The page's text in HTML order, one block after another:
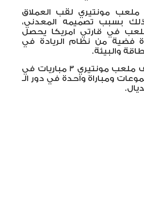
مونتيري لقب العملاق
بسبب تصميمه المعدني،
في قارتي امريكا يحصل
فضية من نظام الريادة في
والبيئة.
وسيستضيف ملعب مونتيري 3 مباريات في
ومباراة واحدة في دور الـ